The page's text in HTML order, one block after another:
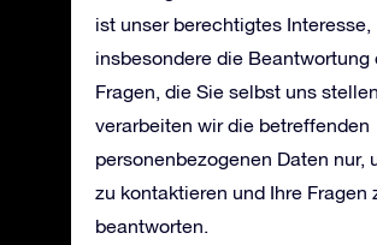
ist unser berechtigtes Interesse,
insbesondere die Beantwortung
Fragen, die Sie selbst uns
verarbeiten wir die betreffenden
personenbezogenen Daten nur,
zu kontaktieren und Ihre Fragen
beantworten.